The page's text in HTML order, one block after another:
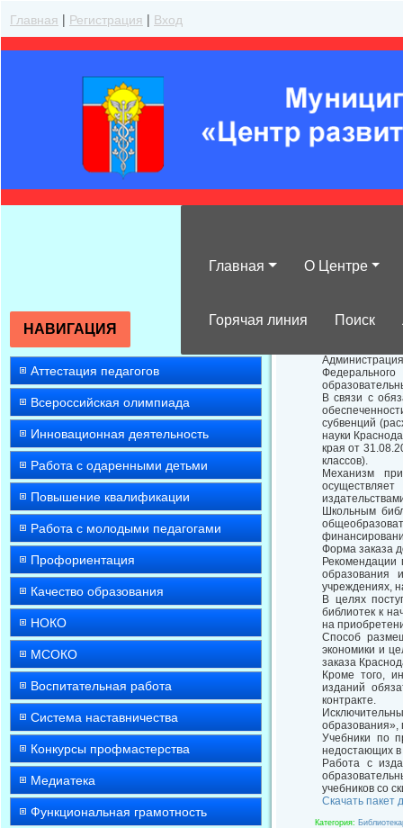
Главная | Регистрация | Вход
Главная О Центре
Горячая линия Поиск
НАВИГАЦИЯ
Аттестация педагогов
Всероссийская олимпиада
Инновационная деятельность
Работа с одаренными детьми
Повышение квалификации
Работа с молодыми педагогами
Профориентация
Качество образования
НОКО
МСОКО
Воспитательная работа
Система наставничества
Конкурсы профмастерства
Медиатека
Функциональная грамотность
Федерального
В связи с
субвенций
науки
края от
классов).
Механизм
Школьным
Форма заказа
образования
учреждениях,
В целях
библиотек к
на
Способ
экономики и
заказа
Кроме того,
изданий
контракте.
образования»,
Учебники по
недостающих в
Работа с
учебников со
Скачать пакет
Категория: